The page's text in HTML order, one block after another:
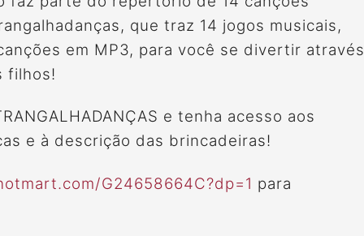
que traz 14 jogos musicais,
em MP3, para você se divertir através
filhos!
e tenha acesso aos
e à descrição das brincadeiras!
G24658664C?dp=1 para